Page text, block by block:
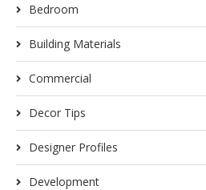
Bedroom
Building Materials
Commercial
Decor Tips
Designer Profiles
Development